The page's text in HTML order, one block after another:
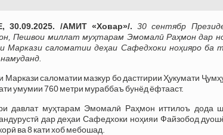
30.09.2025. /АМИТ «Ховар»/. 30 сентябр
Пешвои миллат муҳтарам Эмомалӣ Раҳмон дар
Маркази саломатии деҳаи Сафедхоки ноҳияро ба
Маркази саломатии мазкур бо дастгирии Ҳукумати
умумии 760 метри мураббаъ бунёд ёфтааст.
давлат муҳтарам Эмомалӣ Раҳмон иттилоъ дода
дар деҳаи Сафедхоки ноҳияи Файзобод
ва 8 кати хоб мебошад.